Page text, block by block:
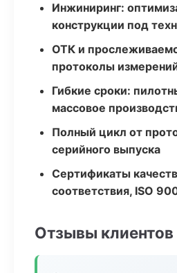
Инжиниринг:
конструкции под
ОТК и
протоколы
Гибкие сроки:
массовое
Полный цикл от
серийного выпуска
Сертификаты
соответствия, ISO
Отзывы клиентов